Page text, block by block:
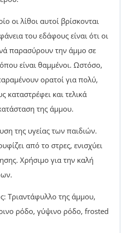
οι λίθοι αυτοί βρίσκονται
του εδάφους είναι ότι οι
παρασύρουν την άμμο σε
είναι θαμμένοι. Ωστόσο,
ορατοί για πολύ,
καταστρέφει και τελικά
της άμμου.
της υγείας των παιδιών.
από το στρες, ενισχύει
Χρήσιμο για την καλή
Τριαντάφυλλο της άμμου,
ρόδο, γύψινο ρόδο, frosted